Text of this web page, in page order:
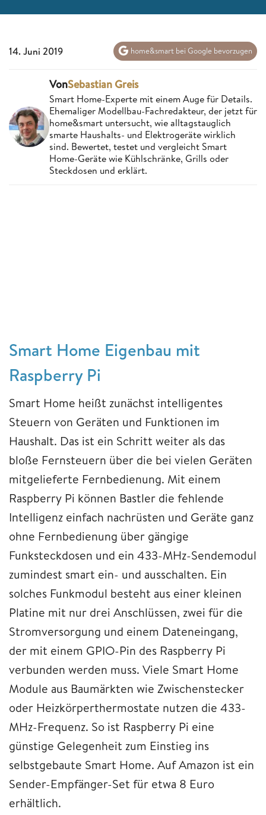
14. Juni 2019 home&smart bei Google bevorzugen
VonSebastian Greis
Smart Home-Experte mit einem Auge für Details.
Ehemaliger Modellbau-Fachredakteur, der jetzt für
home&smart untersucht, wie alltagstauglich
smarte Haushalts- und Elektrogeräte wirklich
sind. Bewertet, testet und vergleicht Smart
Home-Geräte wie Kühlschränke, Grills oder
Steckdosen und erklärt.
Smart Home Eigenbau mit
Raspberry Pi
Smart Home heißt zunächst intelligentes
Steuern von Geräten und Funktionen im
Haushalt. Das ist ein Schritt weiter als das
bloße Fernsteuern über die bei vielen Geräten
mitgelieferte Fernbedienung. Mit einem
Raspberry Pi können Bastler die fehlende
Intelligenz einfach nachrüsten und Geräte ganz
ohne Fernbedienung über gängige
Funksteckdosen und ein 433-MHz-Sendemodul
zumindest smart ein- und ausschalten. Ein
solches Funkmodul besteht aus einer kleinen
Platine mit nur drei Anschlüssen, zwei für die
Stromversorgung und einem Dateneingang,
der mit einem GPIO-Pin des Raspberry Pi
verbunden werden muss. Viele Smart Home
Module aus Baumärkten wie Zwischenstecker
oder Heizkörperthermostate nutzen die 433-
MHz-Frequenz. So ist Raspberry Pi eine
günstige Gelegenheit zum Einstieg ins
selbstgebaute Smart Home. Auf Amazon ist ein
Sender-Empfänger-Set für etwa 8 Euro
erhältlich.